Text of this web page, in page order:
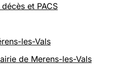
et PACS
les-Vals
de Merens-les-Vals